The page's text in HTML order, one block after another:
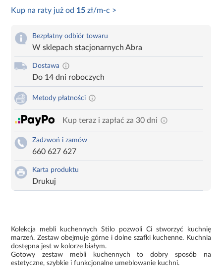
Kup na raty już od 15 zł/m-c >
Bezpłatny odbiór towaru
W sklepach stacjonarnych Abra
Dostawa
Do 14 dni roboczych
Metody płatności
Kup teraz i zapłać za 30 dni
Zadzwoń i zamów
660 627 627
Karta produktu
Drukuj
Kolekcja mebli kuchennych Stilo pozwoli Ci stworzyć kuchnię
marzeń. Zestaw obejmuje górne i dolne szafki kuchenne. Kuchnia
dostępna jest w kolorze białym.
Gotowy zestaw mebli kuchennych to dobry sposób na
estetyczne, szybkie i funkcjonalne umeblowanie kuchni.